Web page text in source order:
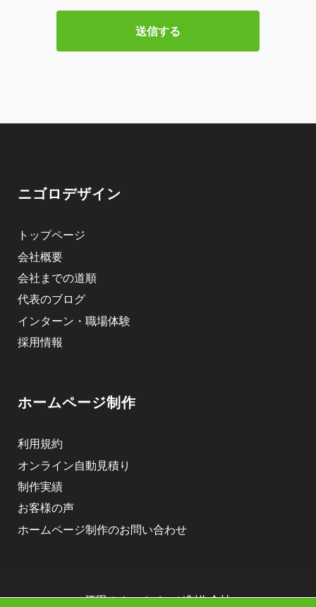
ニゴロデザイン
トップページ
会社概要
会社までの道順
代表のブログ
インターン・職場体験
採用情報
ホームページ制作
利用規約
オンライン自動見積り
制作実績
お客様の声
ホームページ制作のお問い合わせ
酒田のホームページ制作会社